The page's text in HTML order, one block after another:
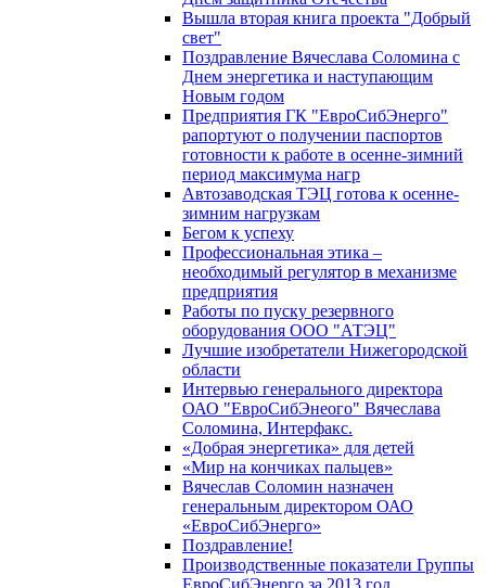
Вышла вторая книга проекта "Добрый
свет"
Поздравление Вячеслава Соломина с
Днем энергетика и наступающим
Новым годом
Предприятия ГК "ЕвроСибЭнерго"
рапортуют о получении паспортов
готовности к работе в осенне-зимний
период максимума нагр
Автозаводская ТЭЦ готова к осенне-
зимним нагрузкам
Бегом к успеху
Профессиональная этика –
необходимый регулятор в механизме
предприятия
Работы по пуску резервного
оборудования ООО "АТЭЦ"
Лучшие изобретатели Нижегородской
области
Интервью генерального директора
ОАО "ЕвроСибЭнеого" Вячеслава
Соломина, Интерфакс.
«Добрая энергетика» для детей
«Мир на кончиках пальцев»
Вячеслав Соломин назначен
генеральным директором ОАО
«ЕвроСибЭнерго»
Поздравление!
Производственные показатели Группы